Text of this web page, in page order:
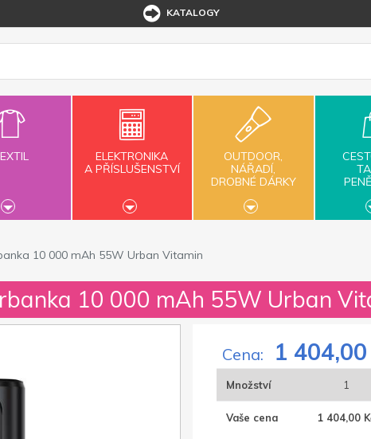
KATALOGY
ELEKTRONIKA
A PŘÍSLUŠENSTVÍ
OUTDOOR,
NÁŘADÍ,
DROBNÉ DÁRKY
10 000 mAh 55W Urban Vitamin
10 000 mAh 55W Urban
Cena: 1
Množství 1
Vaše cena 1 404,00